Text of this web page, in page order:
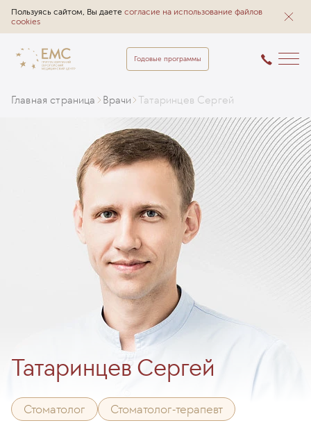
Пользуясь сайтом, Вы даете согласие на использование файлов
cookies
Годовые программы
Главная страница Врачи Татаринцев Сергей
Татаринцев Сергей
Стоматолог Стоматолог-терапевт